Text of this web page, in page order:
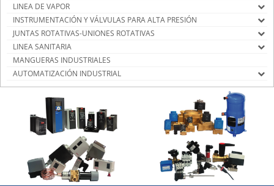
LINEA DE VAPOR
INSTRUMENTACIÓN Y VÁLVULAS PARA ALTA PRESIÓN
JUNTAS ROTATIVAS-UNIONES ROTATIVAS
LINEA SANITARIA
MANGUERAS INDUSTRIALES
AUTOMATIZACIÓN INDUSTRIAL